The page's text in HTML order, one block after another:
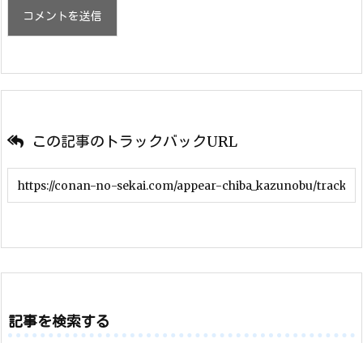
この記事のトラックバックURL
記事を検索する